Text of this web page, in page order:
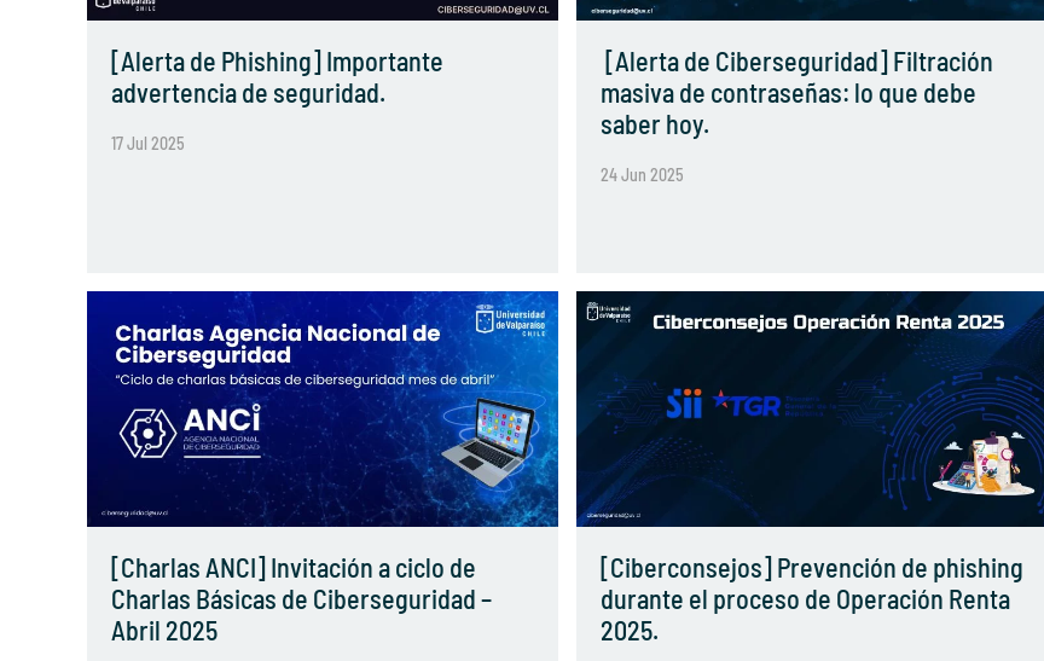
[Alerta de Phishing] Importante
advertencia de seguridad.
17 Jul 2025
[Alerta de Ciberseguridad] Filtración
masiva de contraseñas: lo que debe
saber hoy.
24 Jun 2025
[Charlas ANCI] Invitación a ciclo de
Charlas Básicas de Ciberseguridad –
Abril 2025
[Ciberconsejos] Prevención de phishing
durante el proceso de Operación Renta
2025.